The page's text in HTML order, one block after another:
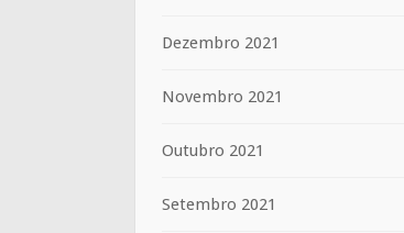
Dezembro 2021
Novembro 2021
Outubro 2021
Setembro 2021